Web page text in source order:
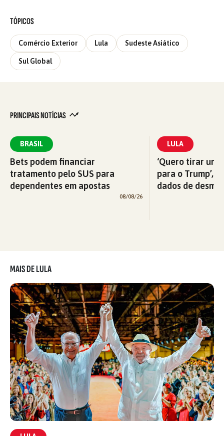
TÓPICOS
Comércio Exterior Lula Sudeste Asiático
Sul Global
PRINCIPAIS NOTÍCIAS
BRASIL
Bets podem financiar
tratamento pelo SUS para
dependentes em apostas
08/08/26
LULA
‘Quero tirar
para o Trump’,
dados de
MAIS DE LULA